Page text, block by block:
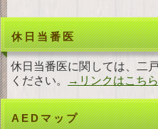
指名願受付要領
ダウンロード
お問い合わせ
休日当番医
休日当番医に関しては、二
ください。
→リンクはこち
AEDマップ